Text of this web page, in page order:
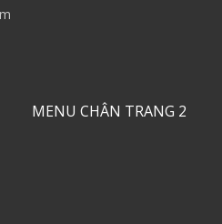
MENU CHÂN TRANG 2